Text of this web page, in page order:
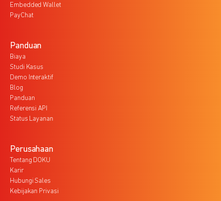
Embedded Wallet
PayChat
Panduan
Biaya
Studi Kasus
Demo Interaktif
Blog
Panduan
Referensi API
Status Layanan
Perusahaan
Tentang DOKU
Karir
Hubungi Sales
Kebijakan Privasi